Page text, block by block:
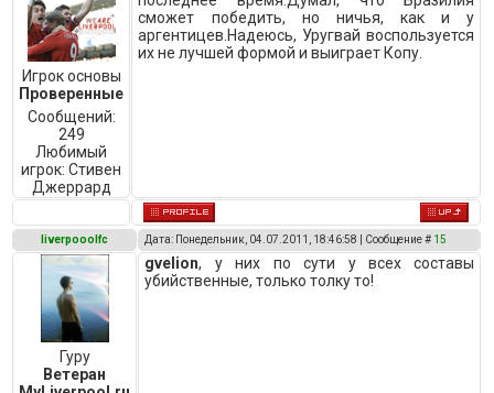
Игрок основы
Проверенные
Сообщений:
249
Любимый
игрок:Стивен
Джеррард
сможет победить, но ничья, как и у
аргентицев.Надеюсь, Уругвай воспользуется
их не лучшей формой и выиграет Копу.
liverpooolfc Дата: Понедельник, 04.07.2011, 18:46:58 | Сообщение # 15
Гуру
Ветеран
gvelion, у них по сути у всех составы
убийственные, только толку то!